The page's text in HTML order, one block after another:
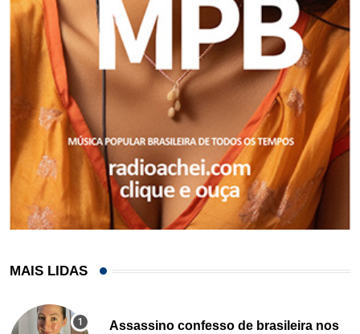
MAIS LIDAS
Assassino confesso de brasileira nos